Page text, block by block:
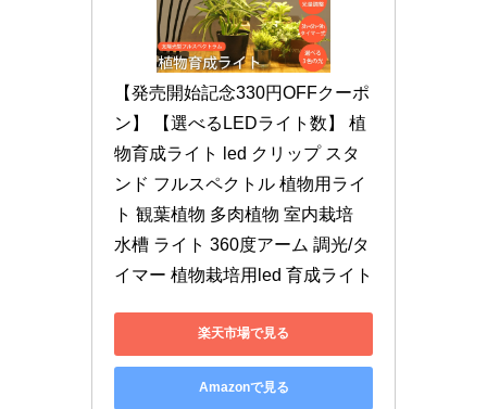
【発売開始記念330円OFFクーポ
ン】 【選べるLEDライト数】 植
物育成ライト led クリップ スタ
ンド フルスペクトル 植物用ライ
ト 観葉植物 多肉植物 室内栽培
水槽 ライト 360度アーム 調光/タ
イマー 植物栽培用led 育成ライト
楽天市場で見る
Amazonで見る